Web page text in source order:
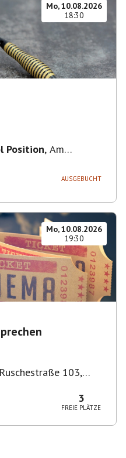
Mo, 10.08.2026
18:30
Position, Am
AUSGEBUCHT
Mo, 10.08.2026
19:30
Ruschestraße 103,
3
FREIE PLÄTZE